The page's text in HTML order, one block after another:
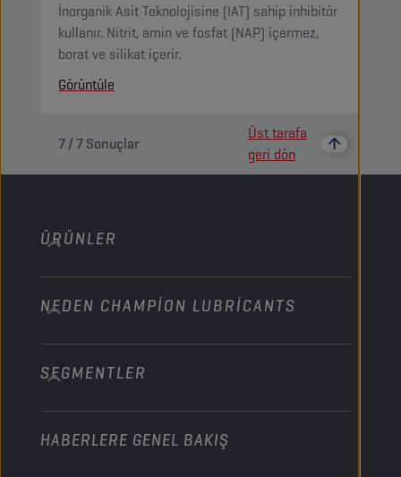
İnorganik Asit Teknolojisine (IAT) sahip inhibitör
kullanır. Nitrit, amin ve fosfat (NAP) içermez,
borat ve silikat içerir.
Görüntüle
7/7Sonuçlar
Üst tarafa
geri dön
ÜRÜNLER
Binek araç
Kamyonlar ve Otobüsler
Ağir Vasita Arazi
NEDEN CHAMPION LUBRICANTS
Hakkımızda
Teknoloji
Motor sporları iş ortaklıkları
SEGMENTLER
Binek araçlar
HABERLERE GENEL BAKIŞ